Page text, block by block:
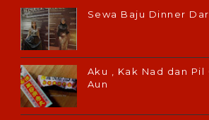
Sewa Baju Dinner
Aku , Kak Nad dan Pil
Aun